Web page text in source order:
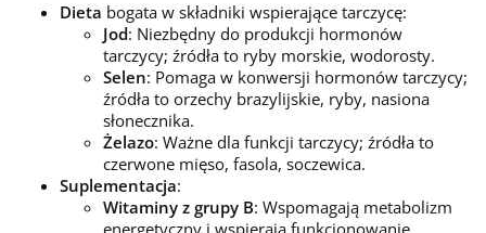
Dieta bogata w składniki wspierające tarczycę:
Jod: Niezbędny do produkcji hormonów
tarczycy; źródła to ryby morskie, wodorosty.
Selen: Pomaga w konwersji hormonów tarczycy;
źródła to orzechy brazylijskie, ryby, nasiona
słonecznika.
Żelazo: Ważne dla funkcji tarczycy; źródła to
czerwone mięso, fasola, soczewica.
Suplementacja:
Witaminy z grupy B: Wspomagają metabolizm
energetyczny i wspierają funkcjonowanie